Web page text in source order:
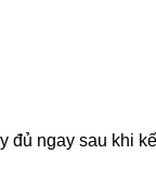
đủ ngay sau khi